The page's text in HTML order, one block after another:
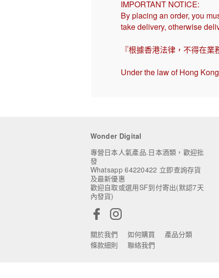
IMPORTANT NOTICE:
By placing an order, you
take delivery, otherwise
『根據香港法律，不得在
Under the law of Hong
Wonder Digital
專營日本人氣產品.日本酒類，歡迎批
發
Whatsapp 64220422 立即查詢存貨
及最新優惠
歡迎自取或選用SF到付寄出(默認7天
內發貨)
關於我們 如何購買
產品分類
條款細則
聯絡我們